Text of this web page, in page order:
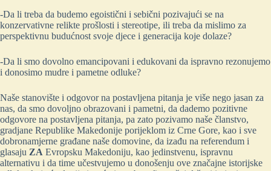
-Da li treba da budemo egoistični i sebični pozivajući se na
konzervativne relikte prošlosti i stereotipe, ili treba da mislimo za
perspektivnu budućnost svoje djece i generacija koje dolaze?
-Da li smo dovolno emancipovani i edukovani da ispravno rezonujemo
i donosimo mudre i pametne odluke?
Naše stanovište i odgovor na postavljena pitanja je više nego jasan za
nas, da smo dovoljno obrazovani i pametni, da dademo pozitivne
odgovore na postavljena pitanja, pa zato pozivamo naše članstvo,
gradjane Republike Makedonije porijeklom iz Crne Gore, kao i sve
dobronamjerne građane naše domovine, da izađu na referendum i
glasaju ZA Evropsku Makedoniju, kao jedinstvenu, ispravnu
alternativu i da time učestvujemo u donošenju ove značajne istorijske